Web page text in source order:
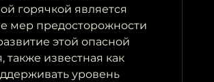
горячкой является
мер предосторожности
этой опасной
известная как
уровень